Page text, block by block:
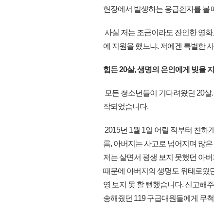
현장에서 발생하는 응급환자를 볼
사실 저는 조금이라도 잔인한 영
에 지원을 했느냐. 저에겐 특별한
힘든 20살, 생명의 은인에게 빚을
모든 청소년들이 기다려왔던 20
작되었습니다.
2015년 1월 1일 어릴 적부터 친하
름, 아버지는 사고로 넘어지며 많
저는 살면서 평생 보지 못했던 아
때문에 아버지의 생명도 위태로웠
영 보지 못 할 뻔했습니다. 신고해
송해줬던 119 구급대원들에게 무